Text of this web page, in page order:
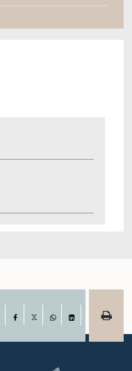
Facebook